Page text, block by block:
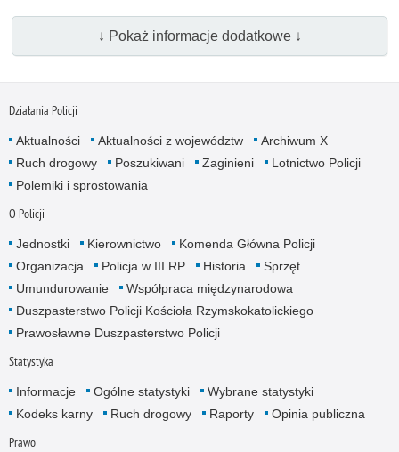
↓ Pokaż informacje dodatkowe ↓
Działania Policji
Aktualności Aktualności z województw
Archiwum X
Ruch drogowy
Poszukiwani Zaginieni
Lotnictwo Policji
Polemiki i sprostowania
O Policji
Jednostki Kierownictwo
Komenda Główna Policji
Organizacja
Policja w III RP Historia
Sprzęt
Umundurowanie
Współpraca międzynarodowa
Duszpasterstwo Policji Kościoła Rzymskokatolickiego
Prawosławne Duszpasterstwo Policji
Statystyka
Informacje Ogólne statystyki
Wybrane statystyki
Kodeks karny
Ruch drogowy Raporty Opinia publiczna
Prawo